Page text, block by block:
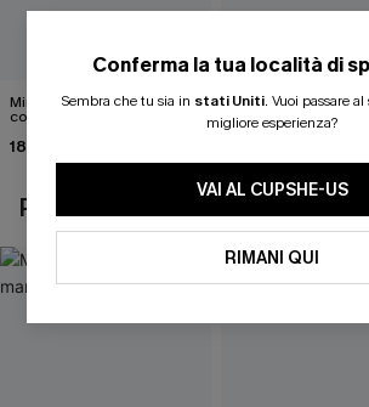
Mini abito senza maniche
con colletto nero
18,90 €
Abito monospalla
cintura e stampa a
POTREBBE INTERESSARTI
Conferma la tua località di
Sembra che tu sia in stati Uniti. Vuoi passare
migliore esperienza?
VAI AL CUPSHE-US
RIMANI QUI